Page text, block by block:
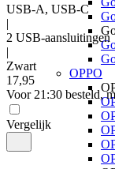
OPPO
USB-A, USB-C
|
2 USB-aansluitingen
|
Zwart
17,95
Voor 21:30 besteld,
Vergelijk